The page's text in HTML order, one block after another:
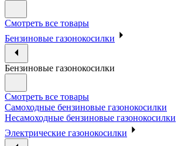
Смотреть все товары
Бензиновые газонокосилки
Бензиновые газонокосилки
Смотреть все товары
Самоходные бензиновые газонокосилки
Несамоходные бензиновые газонокосилки
Электрические газонокосилки